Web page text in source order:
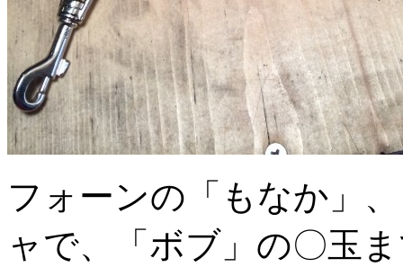
フォーンの「もなか」
ャで、「ボブ」の〇玉